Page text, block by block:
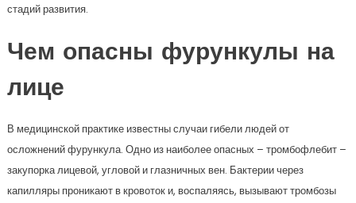
стадий развития.
Чем опасны фурункулы на
лице
В медицинской практике известны случаи гибели людей от
осложнений фурункула. Одно из наиболее опасных – тромбофлебит –
закупорка лицевой, угловой и глазничных вен. Бактерии через
капилляры проникают в кровоток и, воспаляясь, вызывают тромбозы